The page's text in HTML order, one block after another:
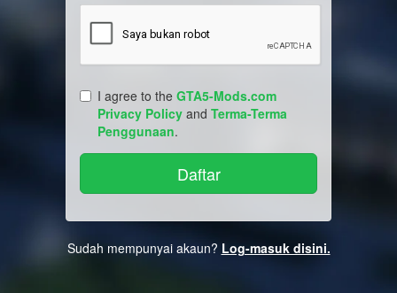
I agree to the GTA5-Mods.com
Privacy Policy and Terma-Terma
Penggunaan.
Sudah mempunyai akaun? Log-masuk disini.